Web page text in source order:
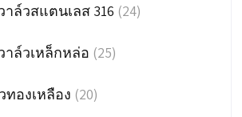
าล์วสแตนเลส 316 (24)
าล์วเหล็กหล่อ (25)
ทองเหลือง (20)